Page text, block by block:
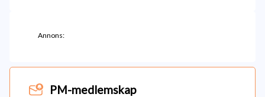
Annons:
PM-medlemskap